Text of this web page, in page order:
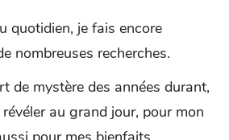
quotidien, je fais encore
nombreuses recherches.
de mystère des années durant,
au grand jour, pour mon